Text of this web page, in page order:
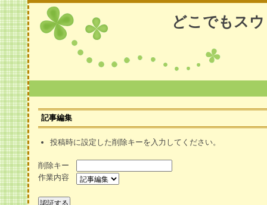
どこでもス
記事編集
投稿時に設定した削除キーを入力してください。
削除キー
作業内容